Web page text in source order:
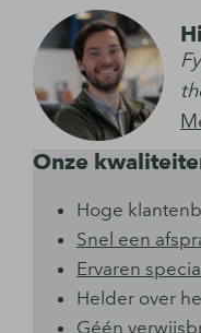
Onze
Hoge
Snel een
Ervaren
Helder over
Géén